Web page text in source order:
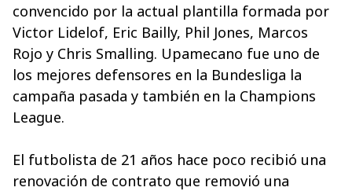
convencido por la actual plantilla formada por
Victor Lidelof, Eric Bailly, Phil Jones, Marcos
Rojo y Chris Smalling. Upamecano fue uno de
los mejores defensores en la Bundesliga la
campaña pasada y también en la Champions
League.
El futbolista de 21 años hace poco recibió una
renovación de contrato que removió una